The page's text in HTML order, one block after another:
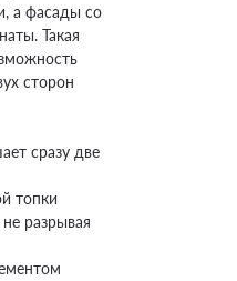
а фасады со
Такая
сторон
сразу две
топки
разрывая